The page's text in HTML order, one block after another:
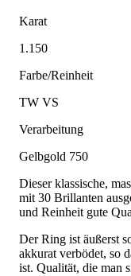
Karat
1.150
Farbe/Reinheit
TW VS
Verarbeitung
Gelbgold 750
Dieser klassische,
mit 30 Brillanten
und Reinheit gute
Der Ring ist äußerst
akkurat verbödet, so
ist. Qualität, die man